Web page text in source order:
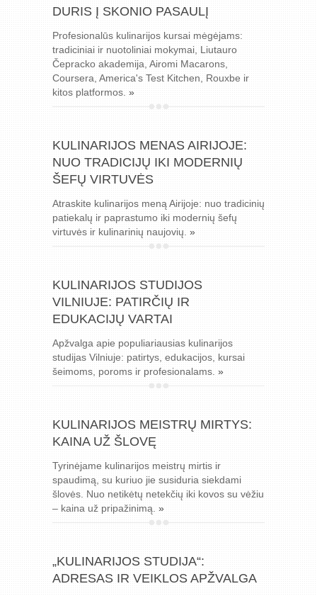
DURIS Į SKONIO PASAULĮ
Profesionalūs kulinarijos kursai mėgėjams:
tradiciniai ir nuotoliniai mokymai, Liutauro
Čepracko akademija, Airomi Macarons,
Coursera, America's Test Kitchen, Rouxbe ir
kitos platformos. »
KULINARIJOS MENAS AIRIJOJE:
NUO TRADICIJŲ IKI MODERNIŲ
ŠEFŲ VIRTUVĖS
Atraskite kulinarijos meną Airijoje: nuo tradicinių
patiekalų ir paprastumo iki modernių šefų
virtuvės ir kulinarinių naujovių. »
KULINARIJOS STUDIJOS
VILNIUJE: PATIRČIŲ IR
EDUKACIJŲ VARTAI
Apžvalga apie populiariausias kulinarijos
studijas Vilniuje: patirtys, edukacijos, kursai
šeimoms, poroms ir profesionalams. »
KULINARIJOS MEISTRŲ MIRTYS:
KAINA UŽ ŠLOVĘ
Tyrinėjame kulinarijos meistrų mirtis ir
spaudimą, su kuriuo jie susiduria siekdami
šlovės. Nuo netikėtų netekčių iki kovos su vėžiu
– kaina už pripažinimą. »
„KULINARIJOS STUDIJA“:
ADRESAS IR VEIKLOS APŽVALGA